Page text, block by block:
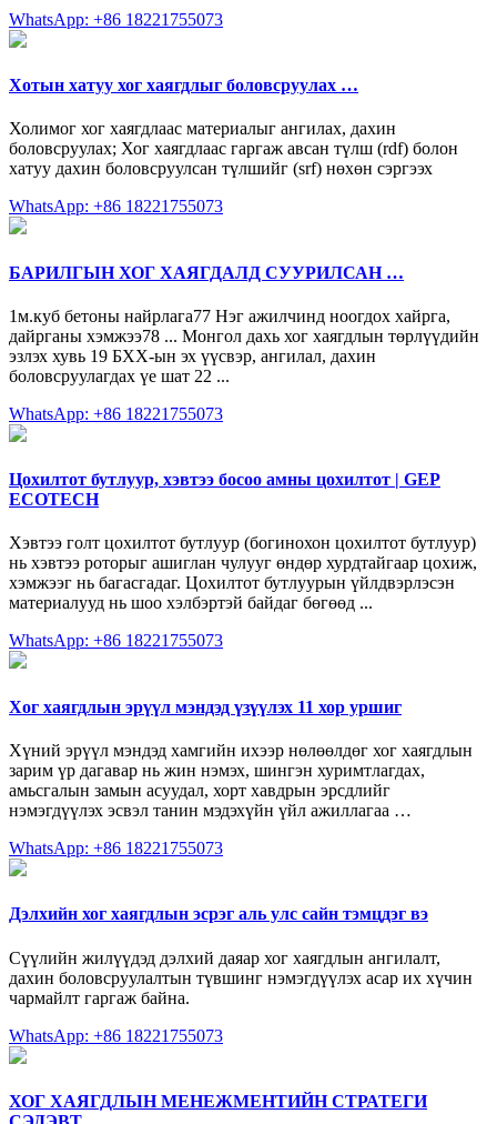
WhatsApp: +86 18221755073
Хотын хатуу хог хаягдлыг боловсруулах …
Холимог хог хаягдлаас материалыг ангилах, дахин
боловсруулах; Хог хаягдлаас гаргаж авсан түлш (rdf) болон
хатуу дахин боловсруулсан түлшийг (srf) нөхөн сэргээх
WhatsApp: +86 18221755073
БАРИЛГЫН ХОГ ХАЯГДАЛД СУУРИЛСАН …
1м.куб бетоны найрлага77 Нэг ажилчинд ноогдох хайрга,
дайрганы хэмжээ78 ... Монгол дахь хог хаягдлын төрлүүдийн
эзлэх хувь 19 БХХ-ын эх үүсвэр, ангилал, дахин
боловсруулагдах үе шат 22 ...
WhatsApp: +86 18221755073
Цохилтот бутлуур, хэвтээ босоо амны цохилтот | GEP
ECOTECH
Хэвтээ голт цохилтот бутлуур (богинохон цохилтот бутлуур)
нь хэвтээ роторыг ашиглан чулууг өндөр хурдтайгаар цохиж,
хэмжээг нь багасгадаг. Цохилтот бутлуурын үйлдвэрлэсэн
материалууд нь шоо хэлбэртэй байдаг бөгөөд ...
WhatsApp: +86 18221755073
Хог хаягдлын эрүүл мэндэд үзүүлэх 11 хор уршиг
Хүний эрүүл мэндэд хамгийн ихээр нөлөөлдөг хог хаягдлын
зарим үр дагавар нь жин нэмэх, шингэн хуримтлагдах,
амьсгалын замын асуудал, хорт хавдрын эрсдлийг
нэмэгдүүлэх эсвэл танин мэдэхүйн үйл ажиллагаа …
WhatsApp: +86 18221755073
Дэлхийн хог хаягдлын эсрэг аль улс сайн тэмцдэг вэ
Сүүлийн жилүүдэд дэлхий даяар хог хаягдлын ангилалт,
дахин боловсруулалтын түвшинг нэмэгдүүлэх асар их хүчин
чармайлт гаргаж байна.
WhatsApp: +86 18221755073
ХОГ ХАЯГДЛЫН МЕНЕЖМЕНТИЙН СТРАТЕГИ